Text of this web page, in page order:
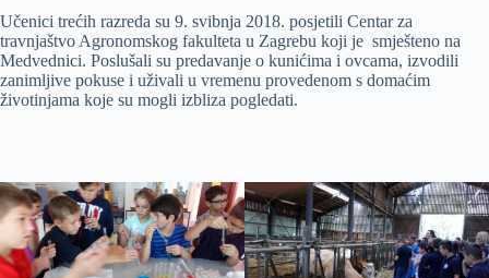
ž
a
j
Učenici trećih razreda su 9. svibnja 2018. posjetili Centar za
travnjaštvo Agronomskog fakulteta u Zagrebu koji je smješteno na
Medvednici. Poslušali su predavanje o kunićima i ovcama, izvodili
zanimljive pokuse i uživali u vremenu provedenom s domaćim
životinjama koje su mogli izbliza pogledati.